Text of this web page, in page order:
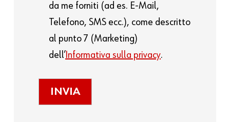
da me forniti (ad es. E-Mail,
Telefono, SMS ecc.), come descritto
al punto 7 (Marketing)
dell’Informativa sulla privacy.